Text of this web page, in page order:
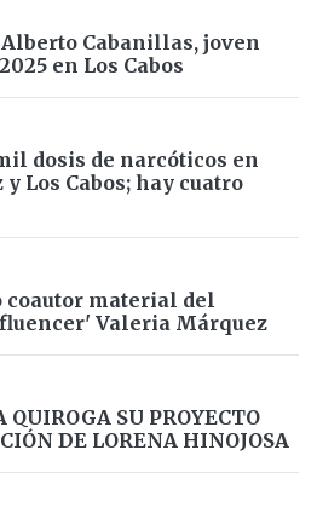
Cabanillas, joven
en Los Cabos
dosis de narcóticos en
Los Cabos; hay cuatro
coautor material del
Valeria Márquez
SU PROYECTO
DE LORENA HINOJOSA